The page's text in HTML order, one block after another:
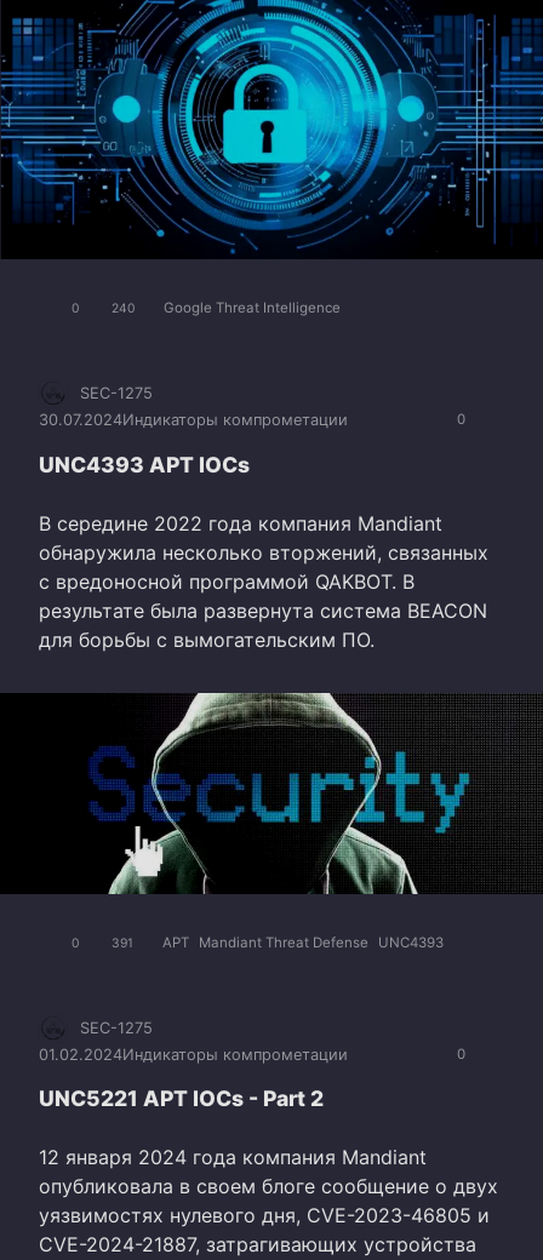
0 240 Google Threat Intelligence
0
SEC-1275
30.07.2024Индикаторы компрометации
UNC4393 APT IOCs
В середине 2022 года компания Mandiant
обнаружила несколько вторжений, связанных
с вредоносной программой QAKBOT. В
результате была развернута система BEACON
для борьбы с вымогательским ПО.
0 391 APT Mandiant Threat Defense UNC4393
0
SEC-1275
01.02.2024Индикаторы компрометации
UNC5221 APT IOCs - Part 2
12 января 2024 года компания Mandiant
опубликовала в своем блоге сообщение о двух
уязвимостях нулевого дня, CVE-2023-46805 и
CVE-2024-21887, затрагивающих устройства